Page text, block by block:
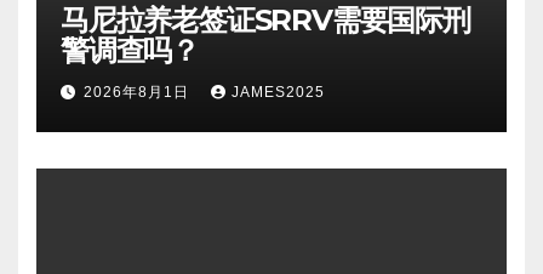
马尼拉养老签证SRRV需要国际刑
警调查吗？
2026年8月1日 JAMES2025